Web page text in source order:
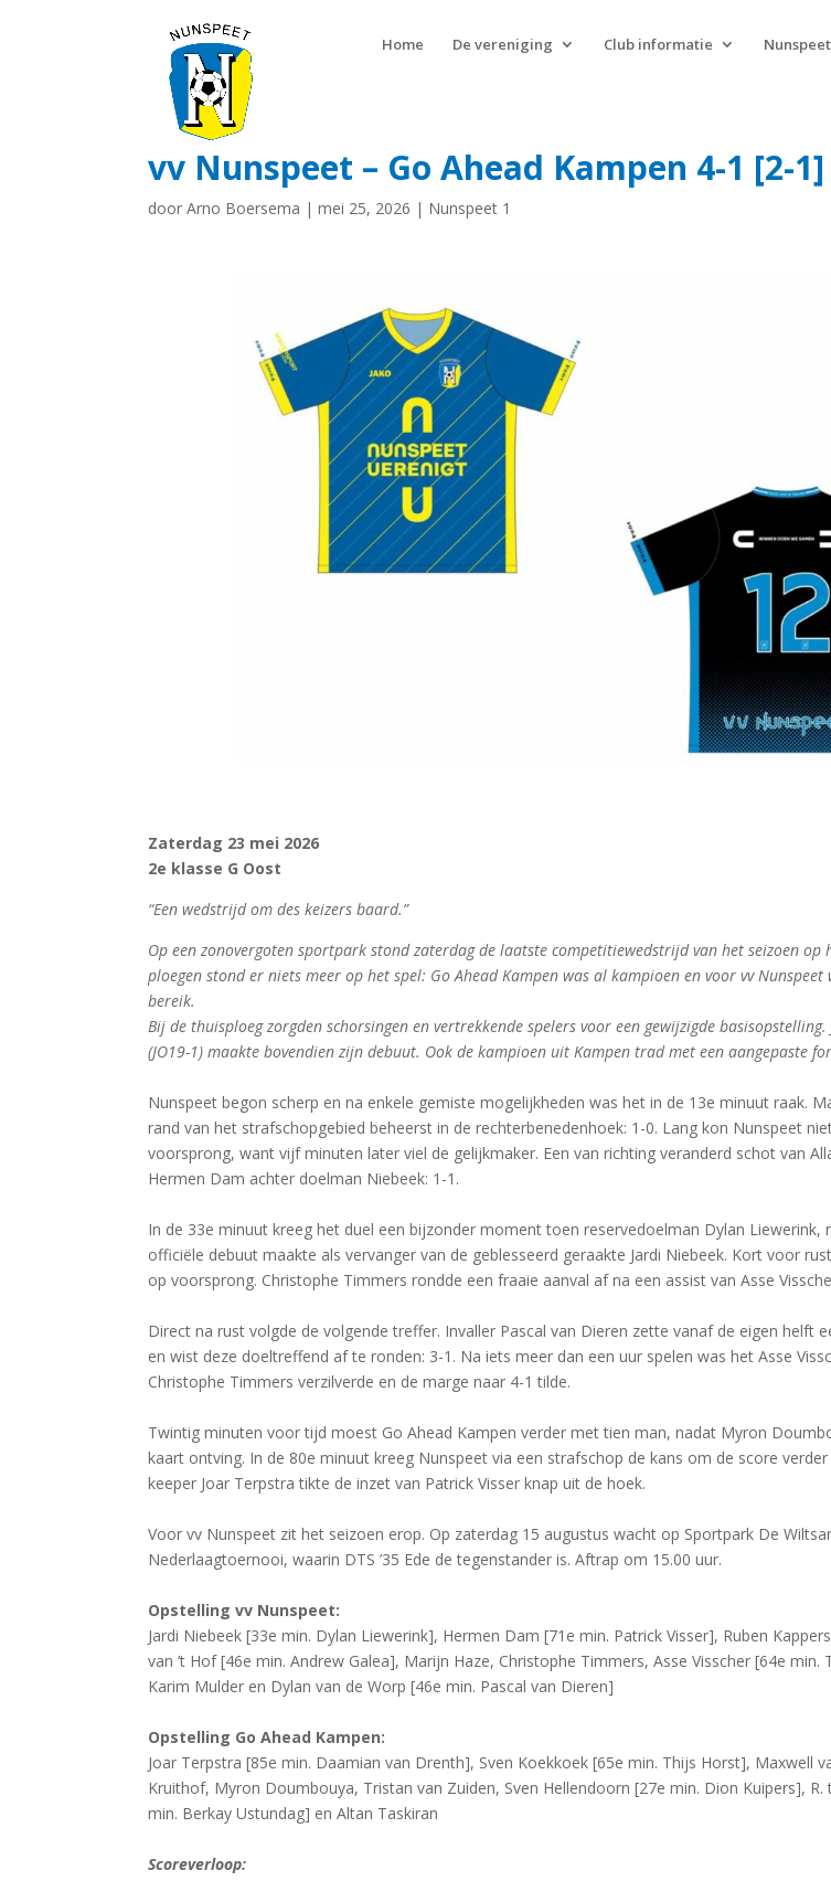
Home De vereniging Club informatie Nunspeet
vv Nunspeet – Go Ahead Kampen 4-1 [2-1]
doorArno Boersema |mei 25, 2026 | Nunspeet 1
Zaterdag 23 mei 2026
2e klasse G Oost
“Een wedstrijd om des keizers baard.”
Op een zonovergoten sportpark stond zaterdag de laatste competitiewedstrijd van het seizoen
ploegen stond er niets meer op het spel: Go Ahead Kampen was al kampioen en voor vv
bereik.
Bij de thuisploeg zorgden schorsingen en vertrekkende spelers voor een gewijzigde
(JO19-1) maakte bovendien zijn debuut. Ook de kampioen uit Kampen trad met een aangepaste
Nunspeet begon scherp en na enkele gemiste mogelijkheden was het in de 13e minuut raak.
rand van het strafschopgebied beheerst in de rechterbenedenhoek: 1-0. Lang kon Nunspeet
voorsprong, want vijf minuten later viel de gelijkmaker. Een van richting veranderd schot van
Hermen Dam achter doelman Niebeek: 1-1.
In de 33e minuut kreeg het duel een bijzonder moment toen reservedoelman Dylan Liewerink,
officiële debuut maakte als vervanger van de geblesseerd geraakte Jardi Niebeek. Kort voor
op voorsprong. Christophe Timmers rondde een fraaie aanval af na een assist van Asse
Direct na rust volgde de volgende treffer. Invaller Pascal van Dieren zette vanaf de eigen helft
en wist deze doeltreffend af te ronden: 3-1. Na iets meer dan een uur spelen was het Asse
Christophe Timmers verzilverde en de marge naar 4-1 tilde.
Twintig minuten voor tijd moest Go Ahead Kampen verder met tien man, nadat Myron
kaart ontving. In de 80e minuut kreeg Nunspeet via een strafschop de kans om de score
keeper Joar Terpstra tikte de inzet van Patrick Visser knap uit de hoek.
Voor vv Nunspeet zit het seizoen erop. Op zaterdag 15 augustus wacht op Sportpark De
Nederlaagtoernooi, waarin DTS ’35 Ede de tegenstander is. Aftrap om 15.00 uur.
Opstelling vv Nunspeet:
Jardi Niebeek [33e min. Dylan Liewerink], Hermen Dam [71e min. Patrick Visser], Ruben
van ’t Hof [46e min. Andrew Galea], Marijn Haze, Christophe Timmers, Asse Visscher [64e min.
Karim Mulder en Dylan van de Worp [46e min. Pascal van Dieren]
Opstelling Go Ahead Kampen:
Joar Terpstra [85e min. Daamian van Drenth], Sven Koekkoek [65e min. Thijs Horst], Maxwell
Kruithof, Myron Doumbouya, Tristan van Zuiden, Sven Hellendoorn [27e min. Dion Kuipers], R.
min. Berkay Ustundag] en Altan Taskiran
Scoreverloop: